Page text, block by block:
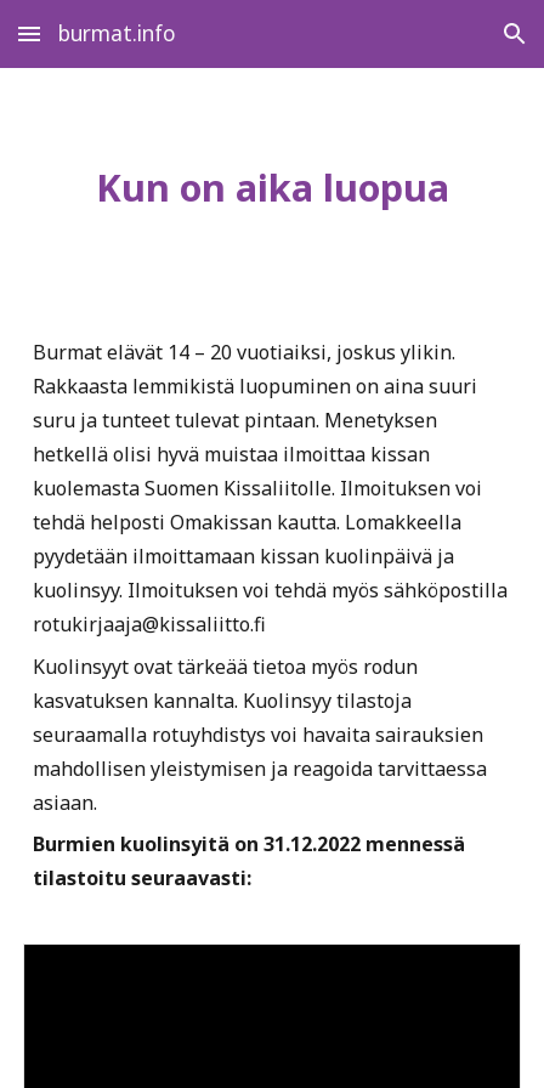
Skip to main content Skip to navigation
burmat.info
Kun on aika luopua
Burmat elävät 14 – 20 vuotiaiksi, joskus ylikin.
Rakkaasta lemmikistä luopuminen on aina suuri
suru ja tunteet tulevat pintaan. Menetyksen
hetkellä olisi hyvä muistaa ilmoittaa kissan
kuolemasta Suomen Kissaliitolle. Ilmoituksen voi
tehdä helposti Omakissan kautta. Lomakkeella
pyydetään ilmoittamaan kissan kuolinpäivä ja
kuolinsyy. Ilmoituksen voi tehdä myös sähköpostilla
rotukirjaaja@kissaliitto.fi
Kuolinsyyt ovat tärkeää tietoa myös rodun
kasvatuksen kannalta. Kuolinsyy tilastoja
seuraamalla rotuyhdistys voi havaita sairauksien
mahdollisen yleistymisen ja reagoida tarvittaessa
asiaan.
Burmien kuolinsyitä on 31.12.2022 mennessä
tilastoitu seuraavasti: